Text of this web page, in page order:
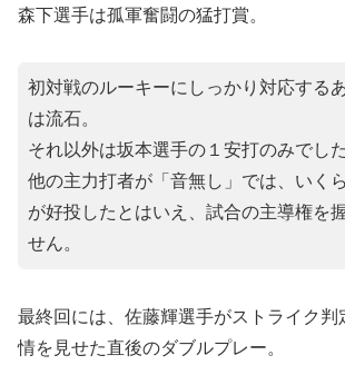
森下選手は孤軍奮闘の猛打賞。
初対戦のルーキーにしっかり対応する
は流石。
それ以外は坂本選手の１安打のみでした
他の主力打者が「音無し」では、いく
が好投したとはいえ、試合の主導権を
せん。
最終回には、佐藤輝選手がストライク判
情を見せた直後のダブルプレー。